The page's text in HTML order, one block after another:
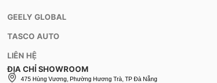
GEELY GLOBAL
TASCO AUTO
LIÊN HỆ
ĐỊA CHỈ SHOWROOM
475 Hùng Vương, Phường Hương Trà, TP Đà Nẵng